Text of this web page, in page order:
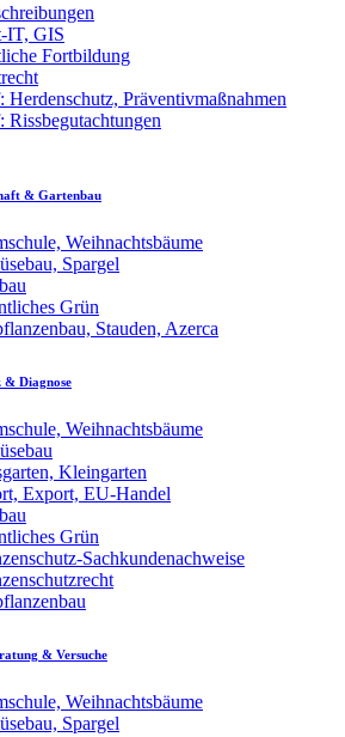
IT, GIS
Fortbildung
Herdenschutz, Präventivmaßnahmen
Rissbegutachtungen
& Gartenbau
Weihnachtsbäume
Spargel
Grün
Stauden, Azerca
& Diagnose
Weihnachtsbäume
Kleingarten
Export, EU-Handel
Grün
Sachkundenachweise
& Versuche
Weihnachtsbäume
Spargel